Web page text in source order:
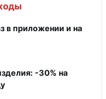
в приложении и на
-30% на